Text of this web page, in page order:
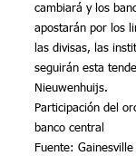
cambiará y los
apostarán por los
las divisas, las
seguirán esta
Nieuwenhuijs.
Participación del
banco central
Fuente: